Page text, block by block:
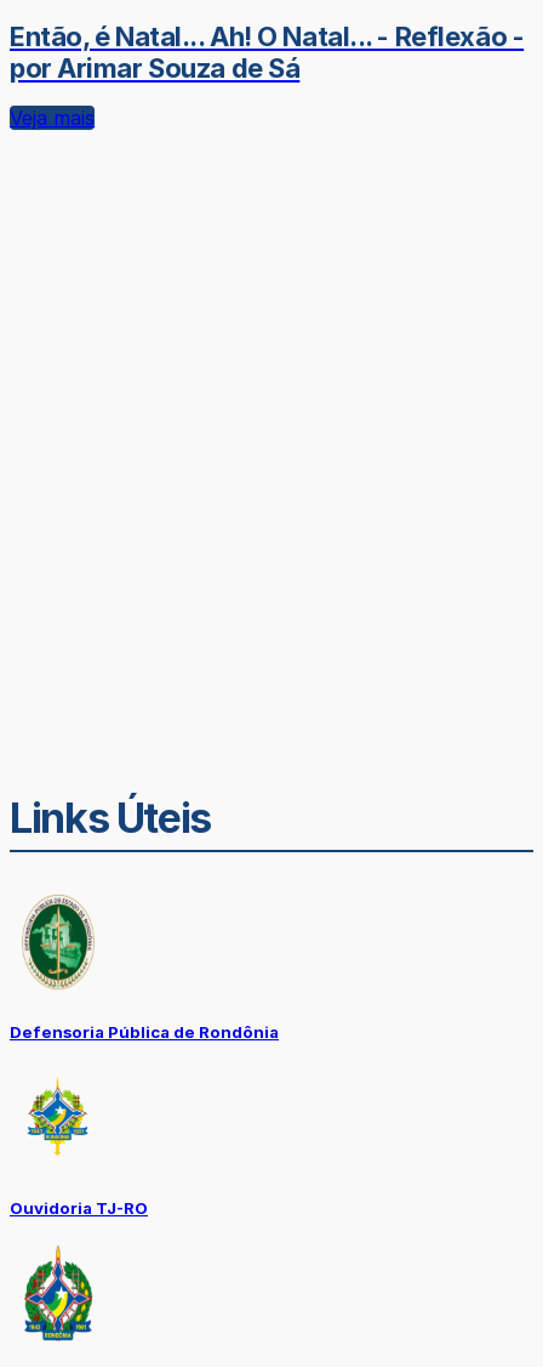
Então, é Natal... Ah! O Natal... - Reflexão -
por Arimar Souza de Sá
Veja mais
Links Úteis
Defensoria Pública de Rondônia
Ouvidoria TJ-RO